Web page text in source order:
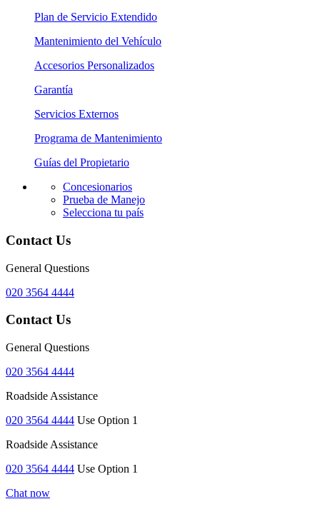
Plan de Servicio Extendido
Mantenimiento del Vehículo
Accesorios Personalizados
Garantía
Servicios Externos
Programa de Mantenimiento
Guías del Propietario
Concesionarios
Prueba de Manejo
Selecciona tu país
Contact Us
General Questions
020 3564 4444
Contact Us
General Questions
020 3564 4444
Roadside Assistance
020 3564 4444 Use Option 1
Roadside Assistance
020 3564 4444 Use Option 1
Chat now